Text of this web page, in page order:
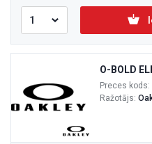
O-BOLD
Preces kods:
Ražotājs: